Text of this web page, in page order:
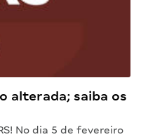
alterada; saiba os
No dia 5 de fevereiro